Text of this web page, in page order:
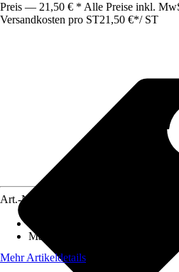
Preis — 21,50 € * Alle Preise inkl.
Versandkosten pro ST21,50 €*/ ST
Art.-Nr.
Material
Chrom-Vanadium-
Mehr Artikeldetails